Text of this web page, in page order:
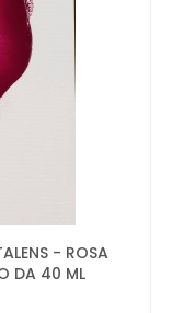
- ROSA
DA 40 ML